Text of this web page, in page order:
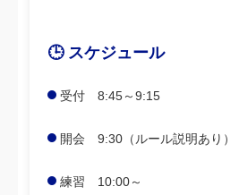
🕒 スケジュール
受付 8:45～9:15
開会 9:30（ルール説明あり）
練習 10:00～